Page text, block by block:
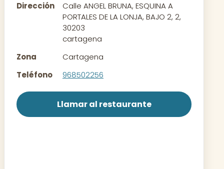
Dirección
Calle ANGEL BRUNA, ESQUINA A
PORTALES DE LA LONJA, BAJO 2, 2,
30203
cartagena
Zona
Cartagena
Teléfono
968502256
Llamar al restaurante